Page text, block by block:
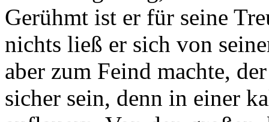
Gerühmt ist er für seine
nichts ließ er sich von
aber zum Feind machte,
sicher sein, denn in einer